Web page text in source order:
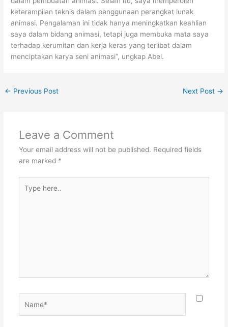
keterampilan teknis dalam penggunaan perangkat lunak
animasi. Pengalaman ini tidak hanya meningkatkan keahlian
saya dalam bidang animasi, tetapi juga membuka mata saya
terhadap kerumitan dan kerja keras yang terlibat dalam
menciptakan karya seni animasi”, ungkap Abel.
← Previous Post Next Post →
Leave a Comment
Your email address will not be published. Required fields
are marked *
here..